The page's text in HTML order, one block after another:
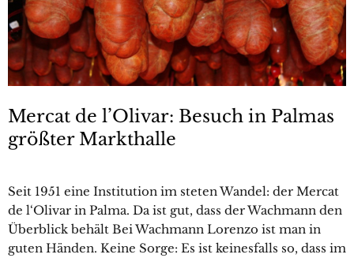
Mercat de l’Olivar: Besuch in Palmas
größter Markthalle
Seit 1951 eine Institution im steten Wandel: der Mercat
de l‘Olivar in Palma. Da ist gut, dass der Wachmann den
Überblick behält Bei Wachmann Lorenzo ist man in
guten Händen. Keine Sorge: Es ist keinesfalls so, dass im